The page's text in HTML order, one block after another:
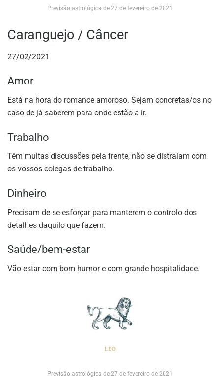
Previsão astrológica de 27 de fevereiro de 2021
Caranguejo / Câncer
27/02/2021
Amor
Está na hora do romance amoroso. Sejam concretas/os no
caso de já saberem para onde estão a ir.
Trabalho
Têm muitas discussões pela frente, não se distraiam com
os vossos colegas de trabalho.
Dinheiro
Precisam de se esforçar para manterem o controlo dos
detalhes daquilo que fazem.
Saúde/bem-estar
Vão estar com bom humor e com grande hospitalidade.
Previsão astrológica de 27 de fevereiro de 2021